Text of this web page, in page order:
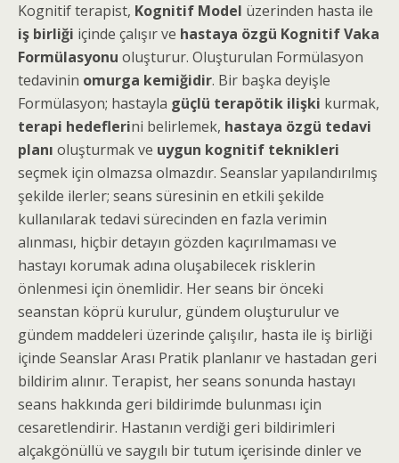
Kognitif terapist, Kognitif Model üzerinden hasta ile
iş birliği içinde çalışır ve hastaya özgü Kognitif Vaka
Formülasyonu oluşturur. Oluşturulan Formülasyon
tedavinin omurga kemiğidir. Bir başka deyişle
Formülasyon; hastayla güçlü terapötik ilişki kurmak,
terapi hedeflerini belirlemek, hastaya özgü tedavi
planı oluşturmak ve uygun kognitif teknikleri
seçmek için olmazsa olmazdır. Seanslar yapılandırılmış
şekilde ilerler; seans süresinin en etkili şekilde
kullanılarak tedavi sürecinden en fazla verimin
alınması, hiçbir detayın gözden kaçırılmaması ve
hastayı korumak adına oluşabilecek risklerin
önlenmesi için önemlidir. Her seans bir önceki
seanstan köprü kurulur, gündem oluşturulur ve
gündem maddeleri üzerinde çalışılır, hasta ile iş birliği
içinde Seanslar Arası Pratik planlanır ve hastadan geri
bildirim alınır. Terapist, her seans sonunda hastayı
seans hakkında geri bildirimde bulunması için
cesaretlendirir. Hastanın verdiği geri bildirimleri
alçakgönüllü ve saygılı bir tutum içerisinde dinler ve